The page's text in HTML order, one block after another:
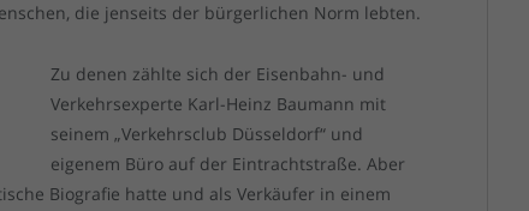
die jenseits der bürgerlichen Norm lebten.
Zu denen zählte sich der Eisenbahn- und
Verkehrsexperte Karl-Heinz Baumann mit
seinem „Verkehrsclub Düsseldorf“ und
eigenem Büro auf der Eintrachtstraße. Aber
Biografie hatte und als Verkäufer in einem